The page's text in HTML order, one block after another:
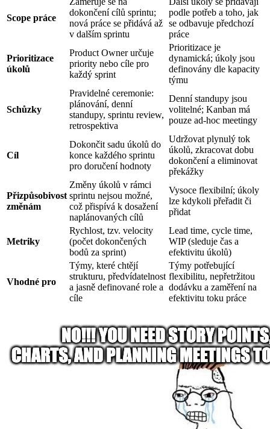
Scope práce
dokončení cílů sprintu;
nová práce se přidává až
v dalším sprintu
podle potřeb a toho, jak
se odbavuje předchozí
práce
Prioritizace
úkolů
Product Owner určuje
priority nebo cíle pro
každý sprint
Prioritizace je
dynamická; úkoly jsou
definovány dle kapacity
týmu
Schůzky
Pravidelné ceremonie:
plánování, denní
standupy, sprintu review,
retrospektiva
Denní standupy jsou
volitelné; Kanban má
pouze ad-hoc meetingy
Cíl
Dokončit sadu úkolů do
konce každého sprintu
pro doručení hodnoty
Udržovat plynulý tok
úkolů, zkracovat dobu
dokončení a eliminovat
překážky
Přizpůsobivost
změnám
Změny úkolů v rámci
sprintu nejsou možné,
což přispívá k dosažení
naplánovaných cílů
Vysoce flexibilní; úkoly
lze kdykoli přeřadit či
přidat
Metriky
Rychlost, tzv. velocity
(počet dokončených
bodů za sprint)
Lead time, cycle time,
WIP (sleduje čas a
efektivitu úkolů)
Vhodné pro
Týmy, které chtějí
strukturu, předvídatelnost
a jasně definované role a
cíle
Týmy potřebující
flexibilitu, nepřetržitou
dodávku a zaměření na
efektivitu toku práce